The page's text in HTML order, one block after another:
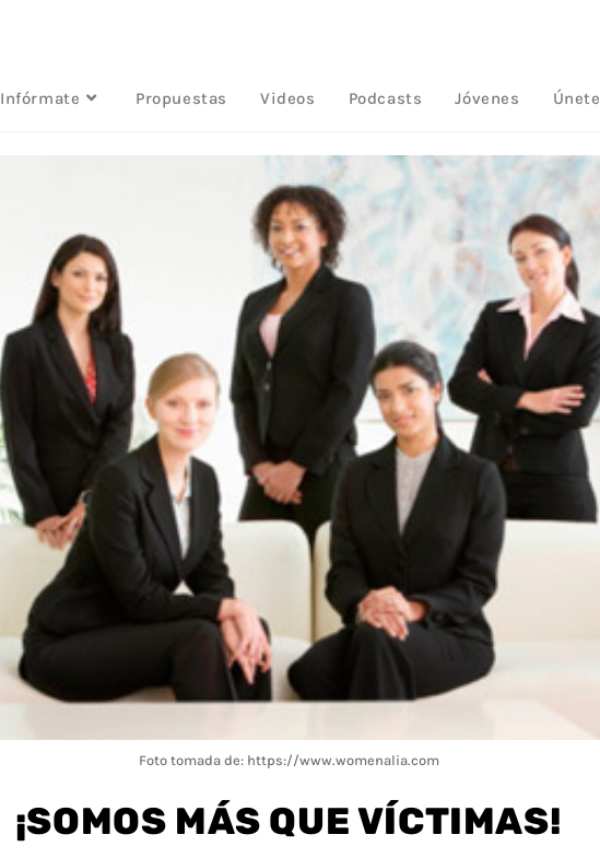
Infórmate Propuestas Videos Podcasts Jóvenes Únete
Foto tomada de: https://www.womenalia.com
¡SOMOS MÁS QUE VÍCTIMAS!